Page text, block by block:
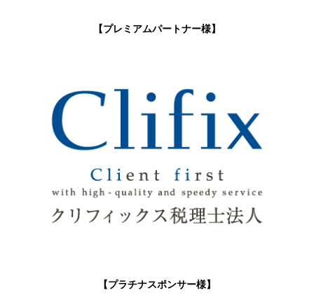
【プレミアムパートナー様】
【プラチナスポンサー様】